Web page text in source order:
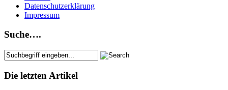
Datenschutzerklärung
Impressum
Suche….
Die letzten Artikel